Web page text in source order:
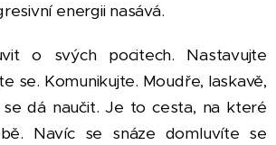
energii nasává.
o svých pocitech. Nastavujte
se. Komunikujte. Moudře, laskavě,
dá naučit. Je to cesta, na které
Navíc se snáze domluvíte se